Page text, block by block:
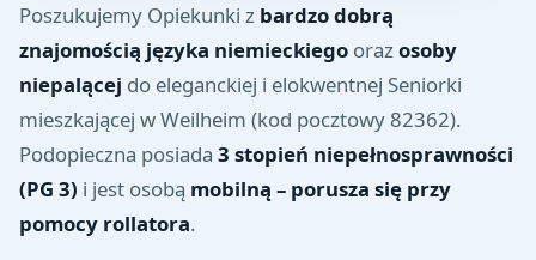
Poszukujemy Opiekunki z bardzo dobrą
znajomością języka niemieckiego orazosoby
niepalącej do eleganckiej i elokwentnej Seniorki
mieszkającej w Weilheim (kod pocztowy 82362).
Podopieczna posiada 3 stopień niepełnosprawności
(PG 3) i jest osobą mobilną – porusza się przy
pomocy rollatora.